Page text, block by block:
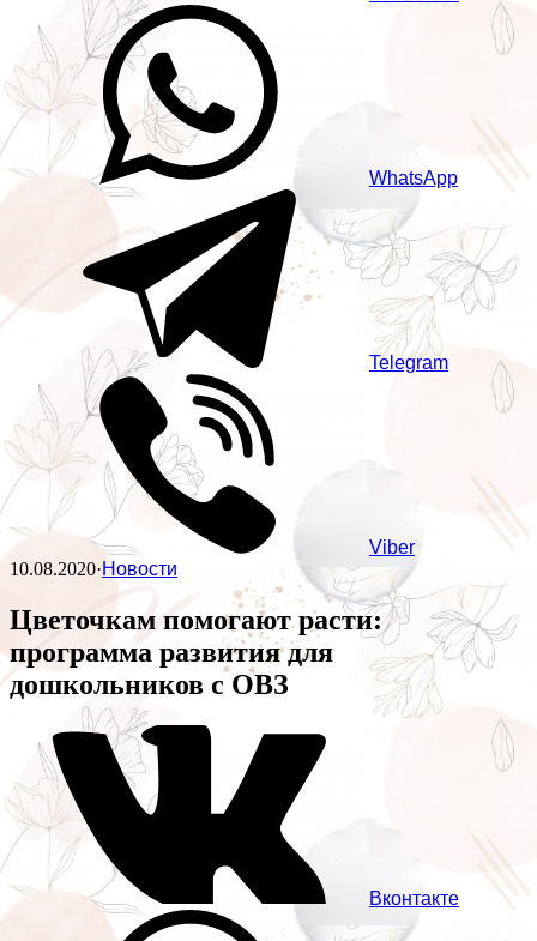
WhatsApp
Telegram
Viber
10.08.2020·Новости
Цветочкам помогают расти:
программа развития для
дошкольников с ОВЗ
Вконтакте